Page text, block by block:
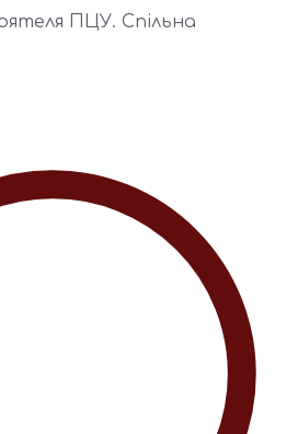
ПЦУ. Спільна